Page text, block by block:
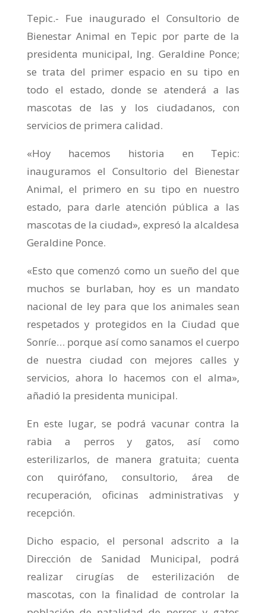
Tepic.- Fue inaugurado el Consultorio de
Bienestar Animal en Tepic por parte de la
presidenta municipal, Ing. Geraldine Ponce;
se trata del primer espacio en su tipo en
todo el estado, donde se atenderá a las
mascotas de las y los ciudadanos, con
servicios de primera calidad.
«Hoy hacemos historia en Tepic:
inauguramos el Consultorio del Bienestar
Animal, el primero en su tipo en nuestro
estado, para darle atención pública a las
mascotas de la ciudad», expresó la alcaldesa
Geraldine Ponce.
«Esto que comenzó como un sueño del que
muchos se burlaban, hoy es un mandato
nacional de ley para que los animales sean
respetados y protegidos en la Ciudad que
Sonríe… porque así como sanamos el cuerpo
de nuestra ciudad con mejores calles y
servicios, ahora lo hacemos con el alma»,
añadió la presidenta municipal.
En este lugar, se podrá vacunar contra la
rabia a perros y gatos, así como
esterilizarlos, de manera gratuita; cuenta
con quirófano, consultorio, área de
recuperación, oficinas administrativas y
recepción.
Dicho espacio, el personal adscrito a la
Dirección de Sanidad Municipal, podrá
realizar cirugías de esterilización de
mascotas, con la finalidad de controlar la